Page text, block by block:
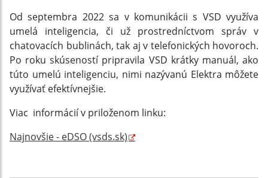
Od septembra 2022 sa v komunikácii s VSD využíva
umelá inteligencia, či už prostredníctvom správ v
chatovacích bublinách, tak aj v telefonických hovoroch.
Po roku skúseností pripravila VSD krátky manuál, ako
túto umelú inteligenciu, nimi nazývanú Elektra môžete
využívať efektívnejšie.
Viac informácií v priloženom linku:
Najnovšie - eDSO (vsds.sk)